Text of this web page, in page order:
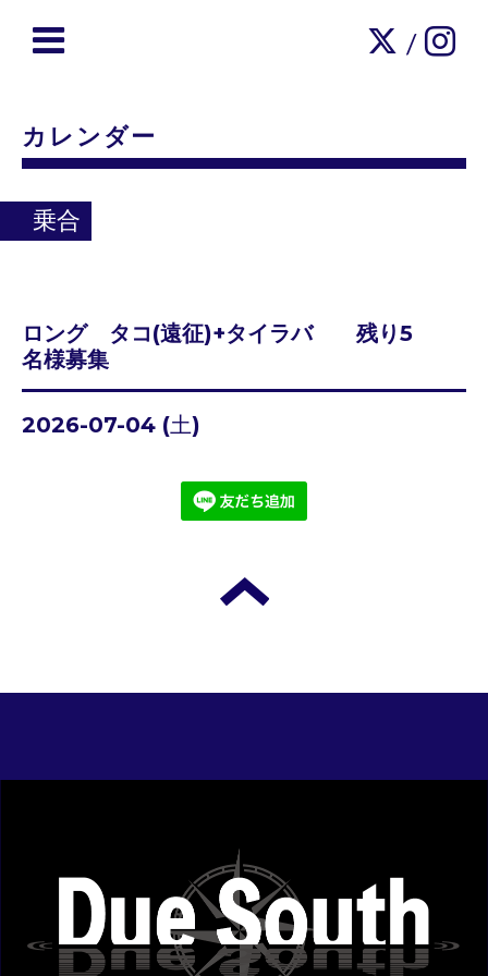
/
カレンダー
乗合
ロング タコ(遠征)+タイラバ 残り5
名様募集
2026-07-04 (土)